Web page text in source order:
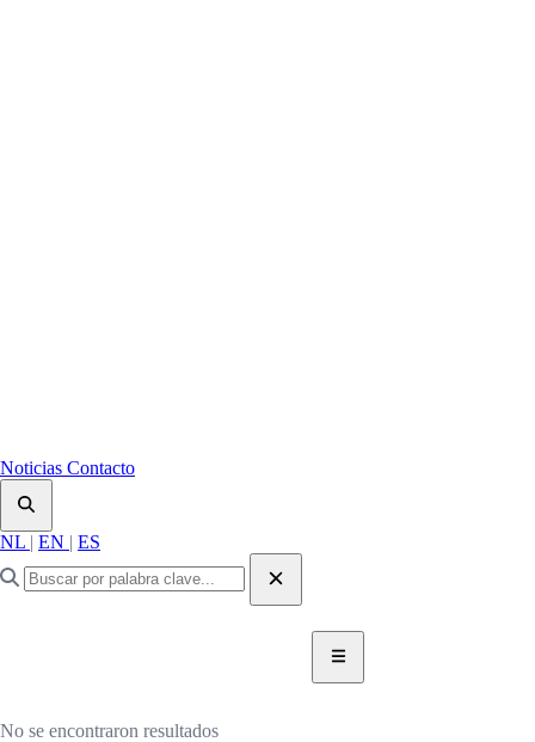
Noticias Contacto
NL | EN | ES
No se encontraron resultados